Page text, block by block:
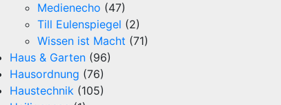
Medienecho (47)
Till Eulenspiegel (2)
Wissen ist Macht (71)
Haus & Garten (96)
Hausordnung (76)
Haustechnik (105)